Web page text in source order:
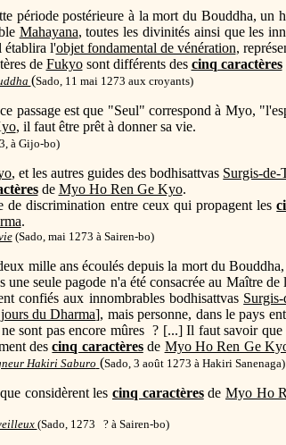
période postérieure à la mort du Bouddha,
Mahayana, toutes les divinités ainsi que les
établira l'objet fondamental de vénération,
de Fukyosont différents des cinq caractères
(Sado, 11 mai 1273 aux croyants)
passage est que "Seul" correspond à Myo,
, il faut être prêt à donner sa vie.
à Gijo-bo)
, et les autres guides des bodhisattvas Surgis-de-
de Myo Ho Ren Ge Kyo.
de discrimination entre ceux qui propagent les
.
(Sado, mai 1273 à Sairen-bo)
mille ans écoulés depuis la mort du
une seule pagode n'a été consacrée au Maître de
confiés aux innombrables bodhisattvas
du Dharma], mais personne, dans le pays
ne sont pas encore mûres ? [...] Il faut savoir
descinq caractèresde Myo Ho Ren Ge
Hakiri Saburo (Sado, 3 août 1273 à Hakiri Sanenaga)
considèrent lescinq caractèresde Myo Ho
(Sado, 1273 ? à Sairen-bo)